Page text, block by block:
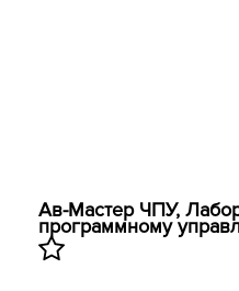
Ав-Мастер ЧПУ,
программному